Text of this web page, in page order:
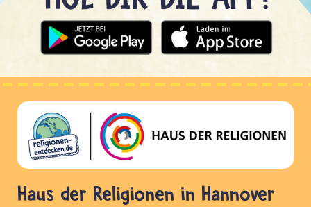
Haus der Religionen in Hannover